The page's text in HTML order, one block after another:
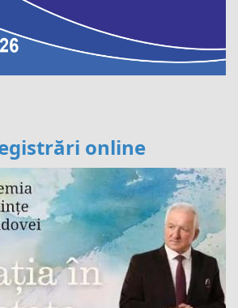
online